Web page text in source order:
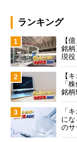
ランキング
1
【
銘
現役
2
【
「
銘柄
3
「
に
のサ